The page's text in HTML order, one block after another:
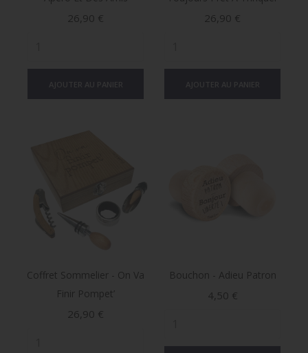
Prix
26,90 € Prix
26,90 €
Coffret Sommelier - On Va
Finir Pompet’
Prix
26,90 €
Bouchon - Adieu Patron
Prix
4,50 €